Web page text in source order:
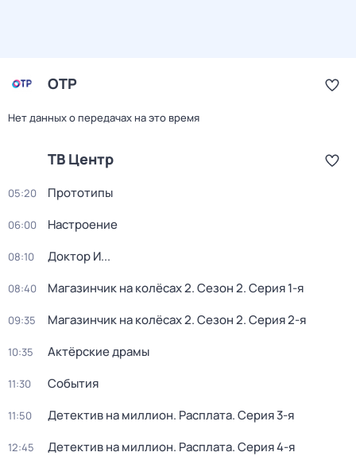
ОТР
Нет данных о передачах на это время
ТВ Центр
05:20 Прототипы
06:00 Настроение
08:10 Доктор И...
08:40 Магазинчик на колёсах 2. Сезон 2. Серия 1-я
09:35 Магазинчик на колёсах 2. Сезон 2. Серия 2-я
10:35 Актёрские драмы
11:30 События
11:50 Детектив на миллион. Расплата. Серия 3-я
12:45 Детектив на миллион. Расплата. Серия 4-я